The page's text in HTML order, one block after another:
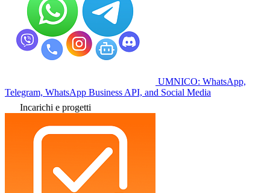
UMNICO: WhatsApp,
Telegram, WhatsApp Business API, and Social Media
Incarichi e progetti